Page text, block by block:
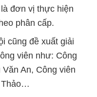
đơn vị thực hiện
phân cấp.
cũng đề xuất giải
viên như: Công
An, Công viên
Thảo…